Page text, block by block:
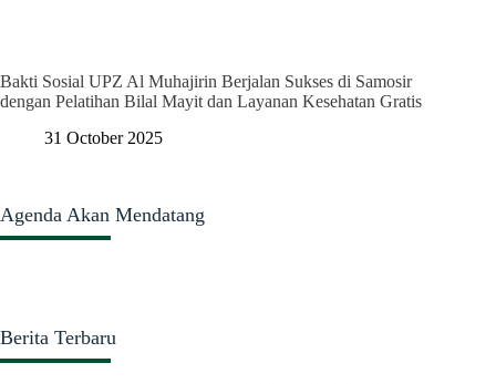
Bakti Sosial UPZ Al Muhajirin Berjalan Sukses di Samosir
dengan Pelatihan Bilal Mayit dan Layanan Kesehatan Gratis
31 October 2025
Agenda Akan Mendatang
Berita Terbaru